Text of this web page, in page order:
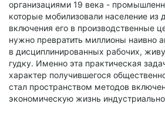
организациями 19 века -
которые мобилизовали население из
включения его в производственные
нужно превратить миллионы наивно
в дисциплинированных рабочих,
гудку. Именно эта практическая
характер получившегося
стал пространством методов
экономическую жизнь